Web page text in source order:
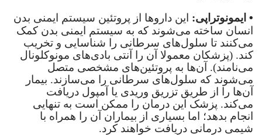
• ایمونوتراپی: این دارو‌ها از پروتئین سیستم ایمنی بدن
انسان ساخته می‌شوند که به سیستم ایمنی بدن کمک
می‌کنند تا سلول‌های سرطانی را شناسایی و تخریب
کند. (پزشکان معمولا آن را آنتی بادی‌های مونوکلونال
می‌نامند). آن‌ها به پروتئین‌های مشخصی متصل
می‌شوند که سلول‌های سرطانی را می‌سازند. بیمار
آن‌ها را از طریق تزریق وریدی یا آمپول دریافت
می‌کند. پزشک این درمان را ممکن است به تنهایی
انجام بدهد؛ اما بسیاری از بیماران آن را همراه با
شیمی درمانی دریافت خواهند کرد.